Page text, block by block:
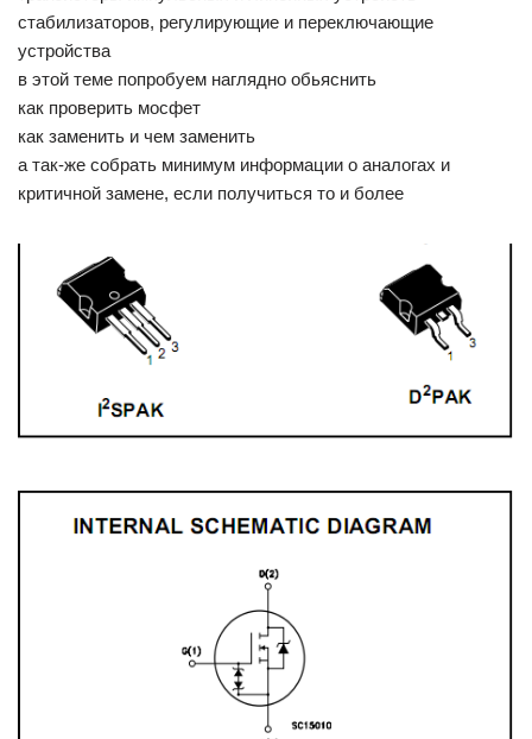
стабилизаторов, регулирующие и переключающие
устройства
в этой теме попробуем наглядно обьяснить
как проверить мосфет
как заменить и чем заменить
а так-же собрать минимум информации о аналогах и
критичной замене, если получиться то и более